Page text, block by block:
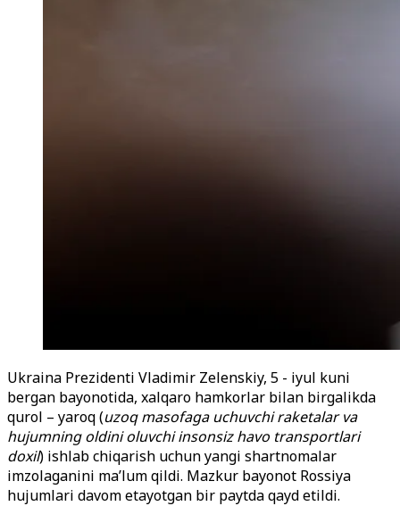
Ukraina Prezidenti Vladimir Zelenskiy, 5 - iyul kuni
bergan bayonotida, xalqaro hamkorlar bilan birgalikda
qurol – yaroq (uzoq masofaga uchuvchi raketalar va
hujumning oldini oluvchi insonsiz havo transportlari
doxil) ishlab chiqarish uchun yangi shartnomalar
imzolaganini ma’lum qildi. Mazkur bayonot Rossiya
hujumlari davom etayotgan bir paytda qayd etildi.